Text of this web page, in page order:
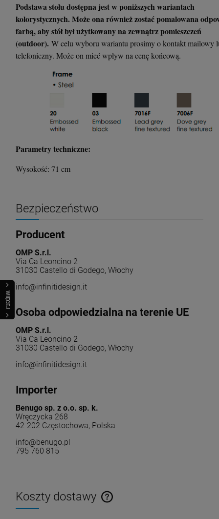
WIĘCEJ
Podstawa stołu dostępna jest w poniższych wariantach
kolorystycznych. Może ona również zostać pomalowana
farbą, aby stół był użytkowany na zewnątrz pomieszczeń
(outdoor). W celu wyboru wariantu prosimy o kontakt mailowy
telefoniczny. Może on mieć wpływ na cenę końcową.
Parametry techniczne:
Wysokość: 71 cm
Bezpieczeństwo
Producent
OMP S.r.l.
Via Ca Leoncino 2
31030 Castello di Godego, Włochy
info@infinitidesign.it
Osoba odpowiedzialna na terenie UE
OMP S.r.l.
Via Ca Leoncino 2
31030 Castello di Godego, Włochy
info@infinitidesign.it
Importer
Benugo sp. z o.o. sp. k.
Wręczycka 268
42-202 Częstochowa, Polska
info@benugo.pl
795 760 815
Koszty dostawy
Cena nie zawiera ewentualnych kosztów płatności